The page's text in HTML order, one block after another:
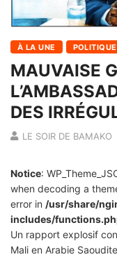
À LA UNE
MAUVAISE
DES
LE SOIR DE BAMAKO
Notice:
when decoding a
error in /usr/share/
includes/
Un rapport explosif
Mali en Arabie